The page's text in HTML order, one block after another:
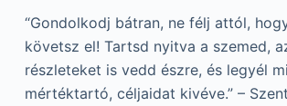
“Gondolkodj bátran, ne félj attól,
követsz el! Tartsd nyitva a szemed,
részleteket is vedd észre, és legyél
mértéktartó, céljaidat kivéve.” –